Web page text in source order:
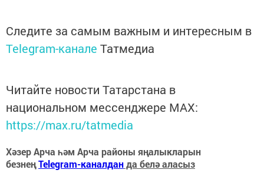
Следите за самым важным и интересным в
Telegram-канале Татмедиа
Читайте новости Татарстана в
национальном мессенджере MАХ:
https://max.ru/tatmedia
Хәзер Арча һәм Арча районы яңалыкларын
безнеңTelegram-каналданда белә аласыз